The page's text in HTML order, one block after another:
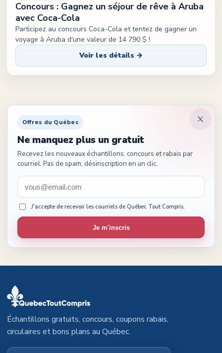
Concours : Gagnez un séjour de rêve à Aruba
avec Coca-Cola
Participez au concours Coca-Cola et tentez de gagner un
voyage à Aruba d'une valeur de 14 790 $ !
Voir les détails →
Offres du Québec
Ne manquez plus un gratuit
Recevez les nouveaux échantillons, concours et rabais par
courriel. Pas de spam, désinscription en un clic.
J'accepte de recevoir les courriels de Québec Tout Compris.
Je m'inscris
Échantillons gratuits, concours, coupons rabais,
circulaires et bons plans au Québec.